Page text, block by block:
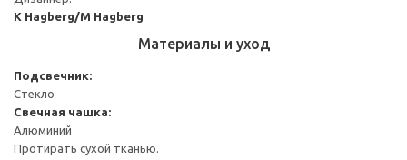
K Hagberg/M Hagberg
Материалы и уход
Подсвечник:
Стекло
Свечная чашка:
Алюминий
Протирать сухой тканью.